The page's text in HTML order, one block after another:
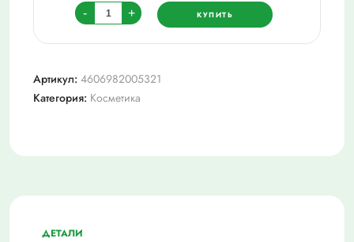
-
Количество
товара
Москитол
укусов
гель-
10мл
+ КУПИТЬ
Артикул: 4606982005321
Категория: Косметика
ДЕТАЛИ